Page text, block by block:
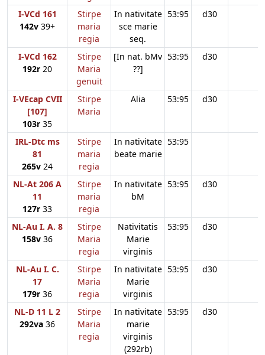
I-VCd 161
142v 39+
Stirpe
maria
regia
In nativitate
sce marie
seq.
53:95 d30
I-VCd 162
192r 20
Stirpe
Maria
genuit
[In nat. bMv
??]
53:95 d30
I-VEcap CVII
[107]
103r 35
Stirpe
Maria
Alia 53:95 d30
IRL-Dtc ms
81
265v 24
Stirpe
maria
regia
In nativitate
beate marie
53:95
NL-At 206 A
11
127r 33
Stirpe
maria
regia
In nativitate
bM
53:95 d30
NL-Au I. A. 8
158v 36
Stirpe
Maria
regia
Nativitatis
Marie
virginis
53:95 d30
NL-Au I. C.
17
179r 36
Stirpe
Maria
regia
In nativitate
Marie
virginis
53:95 d30
NL-D 11 L 2
292va 36
Stirpe
Maria
regia
In nativitate
marie
virginis
(292rb)
53:95 d30